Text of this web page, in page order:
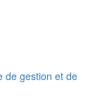
de gestion et de